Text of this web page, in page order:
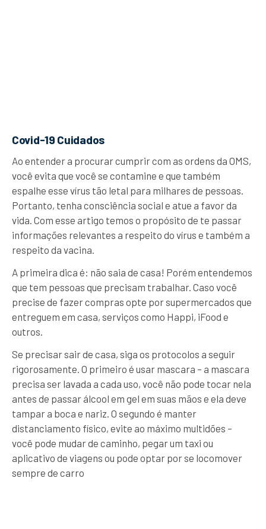
Covid-19 Cuidados
Ao entender a procurar cumprir com as ordens da OMS,
você evita que você se contamine e que também
espalhe esse vírus tão letal para milhares de pessoas.
Portanto, tenha consciência social e atue a favor da
vida. Com esse artigo temos o propósito de te passar
informações relevantes a respeito do vírus e também a
respeito da vacina.
A primeira dica é: não saia de casa! Porém entendemos
que tem pessoas que precisam trabalhar. Caso você
precise de fazer compras opte por supermercados que
entreguem em casa, serviços como Happi, iFood e
outros.
Se precisar sair de casa, siga os protocolos a seguir
rigorosamente. O primeiro é usar mascara – a mascara
precisa ser lavada a cada uso, você não pode tocar nela
antes de passar álcool em gel em suas mãos e ela deve
tampar a boca e nariz. O segundo é manter
distanciamento físico, evite ao máximo multidões –
você pode mudar de caminho, pegar um taxi ou
aplicativo de viagens ou pode optar por se locomover
sempre de carro